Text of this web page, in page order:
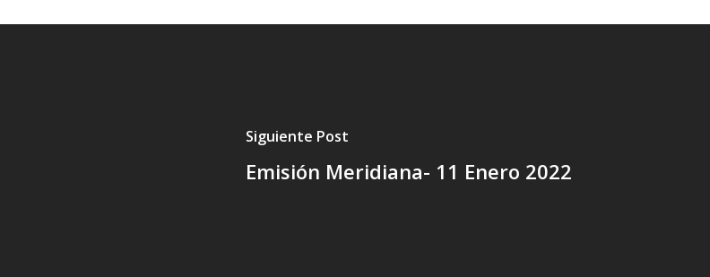
Siguiente Post
Emisión Meridiana- 11 Enero 2022